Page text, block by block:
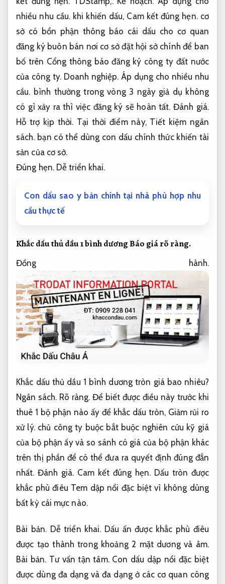
nhiều nhu cầu. khi khiến dấu, Cam kết đúng hẹn.cơ
sở có bổn phận thông báo cái dấu cho cơ quan
đăng ký buôn bán nơi cơ sở đặt hội sở chính để ban
bố trên Cổng thông báo đăng ký công ty đất nước
của công ty. Doanh nghiệp. Áp dụng cho nhiều nhu
cầu. bình thường trong vòng 3 ngày giả dụ không
có gì xảy ra thì việc đăng ký sẽ hoàn tất. Đánh giá.
Hỗ trợ kịp thời. Tại thời điểm này, Tiết kiệm ngân
sách. bạn có thể dùng con dấu chính thức khiến tài
sản của cơ sở.
Đúng hẹn. Dễ triển khai.
Con dấu sao y bản chính tại nhà phù hợp nhu
cầu thực tế
Khắc dấu thủ dầu 1 bình dươngBáo giá rõ ràng.
Đồng hành.
Khắc dấu thủ dầu 1 bình dương tròn giá bao nhiêu?
Ngân sách. Rõ ràng. Để biết được điều này trước khi
thuê 1 bộ phận nào ấy để khắc dấu tròn, Giảm rủi ro
xử lý.chủ công ty buộc bắt buộc nghiên cứu kỹ giá
của bộ phận ấy và so sánh có giá của bộ phận khác
trên thị phần để có thể đưa ra quyết định đúng đắn
nhất.Đánh giá. Cam kết đúng hẹn. Dấu tròn được
khắc phù điêu Tem dập nổi đặc biệt vì không dùng
bất kỳ cái mực nào.
Bài bản. Dễ triển khai. Dấu ấn được khắc phù điêu
được tạo thành trong khoảng 2 mặt dương và âm.
Bài bản. Tư vấn tận tâm.Con dấu dập nổi đặc biệt
được dùng đa dạng và đa dạng ở các cơ quan công